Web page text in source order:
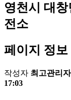
영천시 대
전소
페이지 정보
작성자 최고관리자
17:03